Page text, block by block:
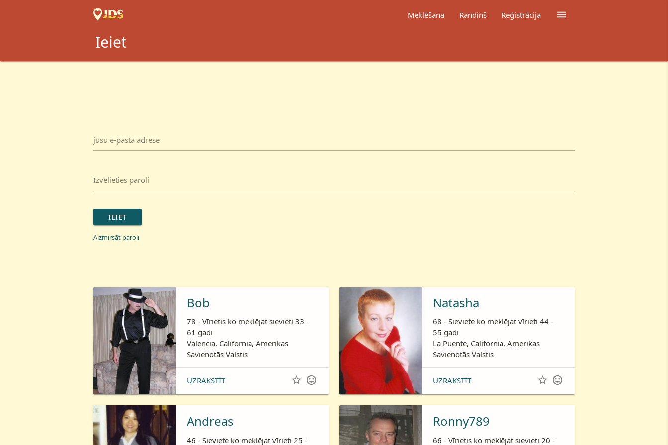

Meklēšana Randiņš Reģistrācija
Ieiet
jūsu e-pasta adrese
Izvēlieties paroli
IEIET
Aizmirsāt paroli
Bob
78 - Vīrietis ko meklējat sievieti 33 -
61 gadi
Valencia, California, Amerikas
Savienotās Valstis
UZRAKSTĪT  
Natasha
68 - Sieviete ko meklējat vīrieti 44 -
55 gadi
La Puente, California, Amerikas
Savienotās Valstis
UZRAKSTĪT  
Andreas
46 - Sieviete ko meklējat vīrieti 25 -
Ronny789
66 - Vīrietis ko meklējat sievieti 20 -